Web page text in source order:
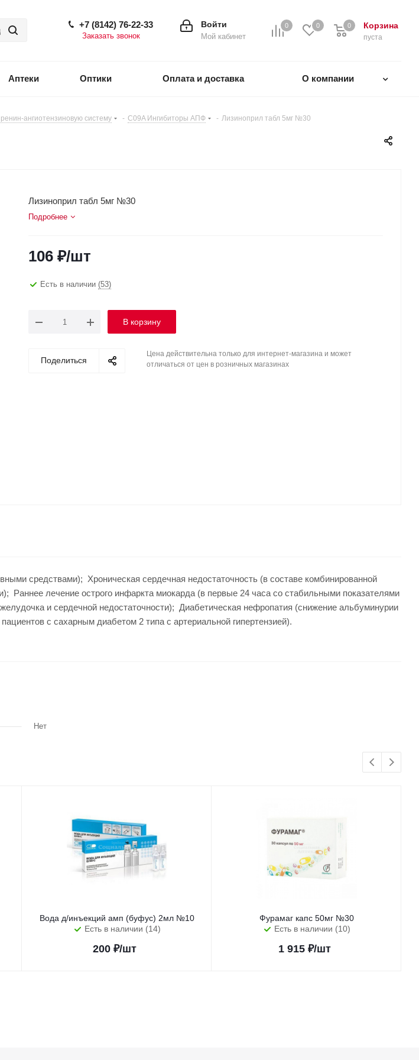
0 0 Корзина
0
пуста
0
Войти
Мой кабинет
+7 (8142) 76-22-33
Заказать звонок
Аптеки Оптики Оплата и доставка О компании
ангиотензиновую систему - C09A Ингибиторы АПФ - Лизиноприл табл 5мг №30
Лизиноприл табл 5мг №30
Подробнее
106 ₽/шт
Есть в наличии (53)
В корзину
Поделиться
Цена действительна только для интернет-магазина и может
отличаться от цен в розничных магазинах
средствами); Хроническая сердечная недостаточность (в составе комбинированной
Раннее лечение острого инфаркта миокарда (в первые 24 часа со стабильными показателями
и сердечной недостаточности); Диабетическая нефропатия (снижение альбуминурии
с сахарным диабетом 2 типа с артериальной гипертензией).
Нет
Вода д/инъекций амп (буфус) 2мл №10
Есть в наличии (14)
200 ₽/шт
Фурамаг капс 50мг №30
Есть в наличии (10)
1 915₽/шт